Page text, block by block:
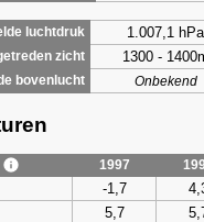
luchtdruk 1.007,1 hPa
zicht 1300 -
bovenlucht Onbekend
1997
-1,7
5,7